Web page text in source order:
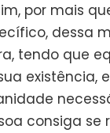
por mais
dessa
tendo que
existência,
consiga se